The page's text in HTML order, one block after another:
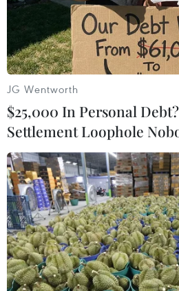
thể tác động tới nhu cầu dầu
Giá vàng thế giới tụt
JG Wentworth
$25,000 In Personal
Settlement Loophole